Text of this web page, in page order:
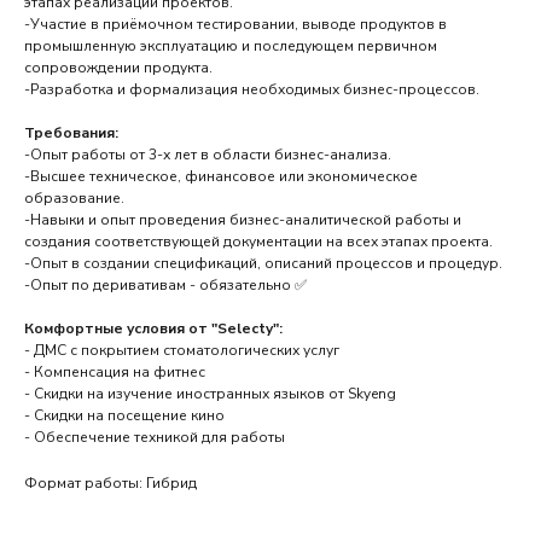
-Участие в приёмочном тестировании, выводе продуктов в
промышленную эксплуатацию и последующем первичном
сопровождении продукта.
-Разработка и формализация необходимых бизнес-процессов.
Требования:
-Опыт работы от 3-х лет в области бизнес-анализа.
-Высшее техническое, финансовое или экономическое
образование.
-Навыки и опыт проведения бизнес-аналитической работы и
создания соответствующей документации на всех этапах проекта.
-Опыт в создании спецификаций, описаний процессов и процедур.
-Опыт по деривативам - обязательно ✅
Комфортные условия от "Selecty":
- ДМС с покрытием стоматологических услуг
- Компенсация на фитнес
- Скидки на изучение иностранных языков от Skyeng
- Скидки на посещение кино
- Обеспечение техникой для работы
Формат работы: Гибрид